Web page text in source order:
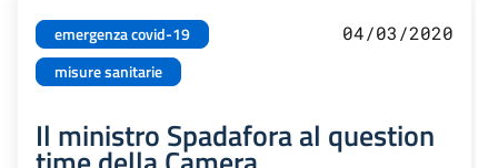
emergenza covid-19
misure sanitarie
04/03/2020
Il ministro Spadafora al question